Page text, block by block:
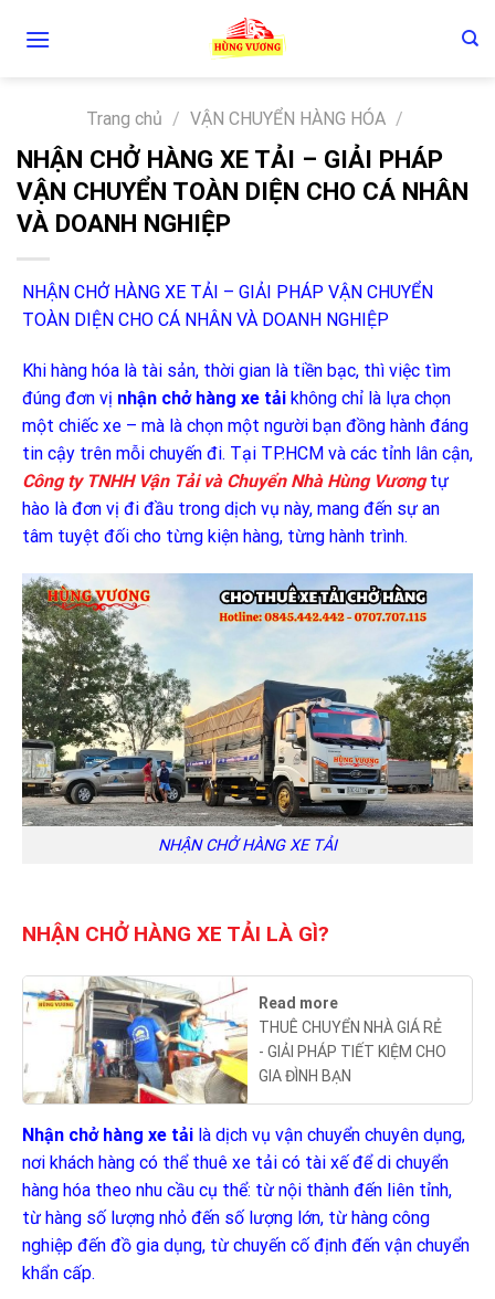
Trang chủ / VẬN CHUYỂN HÀNG HÓA /
NHẬN CHỞ HÀNG XE TẢI – GIẢI PHÁP
VẬN CHUYỂN TOÀN DIỆN CHO CÁ NHÂN
VÀ DOANH NGHIỆP
NHẬN CHỞ HÀNG XE TẢI – GIẢI PHÁP VẬN CHUYỂN
TOÀN DIỆN CHO CÁ NHÂN VÀ DOANH NGHIỆP
Khi hàng hóa là tài sản, thời gian là tiền bạc, thì việc tìm
đúng đơn vị nhận chở hàng xe tải không chỉ là lựa chọn
một chiếc xe – mà là chọn một người bạn đồng hành đáng
tin cậy trên mỗi chuyến đi. Tại TP.HCM và các tỉnh lân cận,
Công ty TNHH Vận Tải và Chuyển Nhà Hùng Vươngtự
hào là đơn vị đi đầu trong dịch vụ này, mang đến sự an
tâm tuyệt đối cho từng kiện hàng, từng hành trình.
NHẬN CHỞ HÀNG XE TẢI
NHẬN CHỞ HÀNG XE TẢI LÀ GÌ?
Read more
THUÊ CHUYỂN NHÀ GIÁ RẺ
- GIẢI PHÁP TIẾT KIỆM CHO
GIA ĐÌNH BẠN
Nhận chở hàng xe tải là dịch vụ vận chuyển chuyên dụng,
nơi khách hàng có thể thuê xe tải có tài xế để di chuyển
hàng hóa theo nhu cầu cụ thể: từ nội thành đến liên tỉnh,
từ hàng số lượng nhỏ đến số lượng lớn, từ hàng công
nghiệp đến đồ gia dụng, từ chuyến cố định đến vận chuyển
khẩn cấp.